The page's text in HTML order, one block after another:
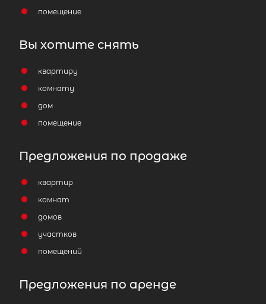
помещение
Вы хотите снять
квартиру
комнату
дом
помещение
Предложения по продаже
квартир
комнат
домов
участков
помещений
Предложения по аренде